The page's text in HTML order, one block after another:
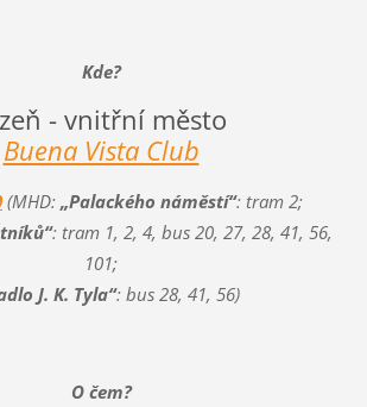
Kde?
- vnitřní město
Buena Vista Club
(MHD: „Palackého náměstí“: tram 2;
: tram 1, 2, 4, bus 20, 27, 28, 41, 56,
101;
J. K. Tyla“: bus 28, 41, 56)
O čem?